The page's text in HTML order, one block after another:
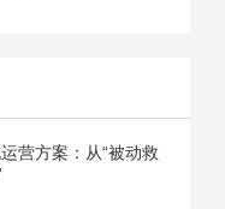
营方案：从“被动救